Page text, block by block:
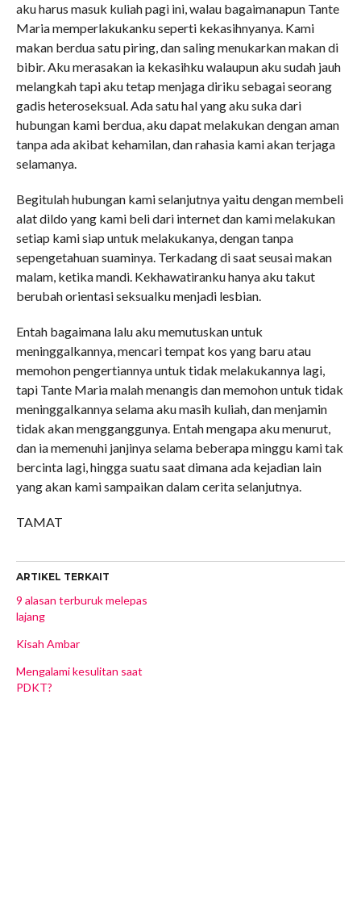
aku harus masuk kuliah pagi ini, walau bagaimanapun Tante
Maria memperlakukanku seperti kekasihnyanya. Kami
makan berdua satu piring, dan saling menukarkan makan di
bibir. Aku merasakan ia kekasihku walaupun aku sudah jauh
melangkah tapi aku tetap menjaga diriku sebagai seorang
gadis heteroseksual. Ada satu hal yang aku suka dari
hubungan kami berdua, aku dapat melakukan dengan aman
tanpa ada akibat kehamilan, dan rahasia kami akan terjaga
selamanya.
Begitulah hubungan kami selanjutnya yaitu dengan membeli
alat dildo yang kami beli dari internet dan kami melakukan
setiap kami siap untuk melakukanya, dengan tanpa
sepengetahuan suaminya. Terkadang di saat seusai makan
malam, ketika mandi. Kekhawatiranku hanya aku takut
berubah orientasi seksualku menjadi lesbian.
Entah bagaimana lalu aku memutuskan untuk
meninggalkannya, mencari tempat kos yang baru atau
memohon pengertiannya untuk tidak melakukannya lagi,
tapi Tante Maria malah menangis dan memohon untuk tidak
meninggalkannya selama aku masih kuliah, dan menjamin
tidak akan mengganggunya. Entah mengapa aku menurut,
dan ia memenuhi janjinya selama beberapa minggu kami tak
bercinta lagi, hingga suatu saat dimana ada kejadian lain
yang akan kami sampaikan dalam cerita selanjutnya.
TAMAT
ARTIKEL TERKAIT
9 alasan terburuk melepas
lajang
Kisah Ambar
Mengalami kesulitan saat
PDKT?